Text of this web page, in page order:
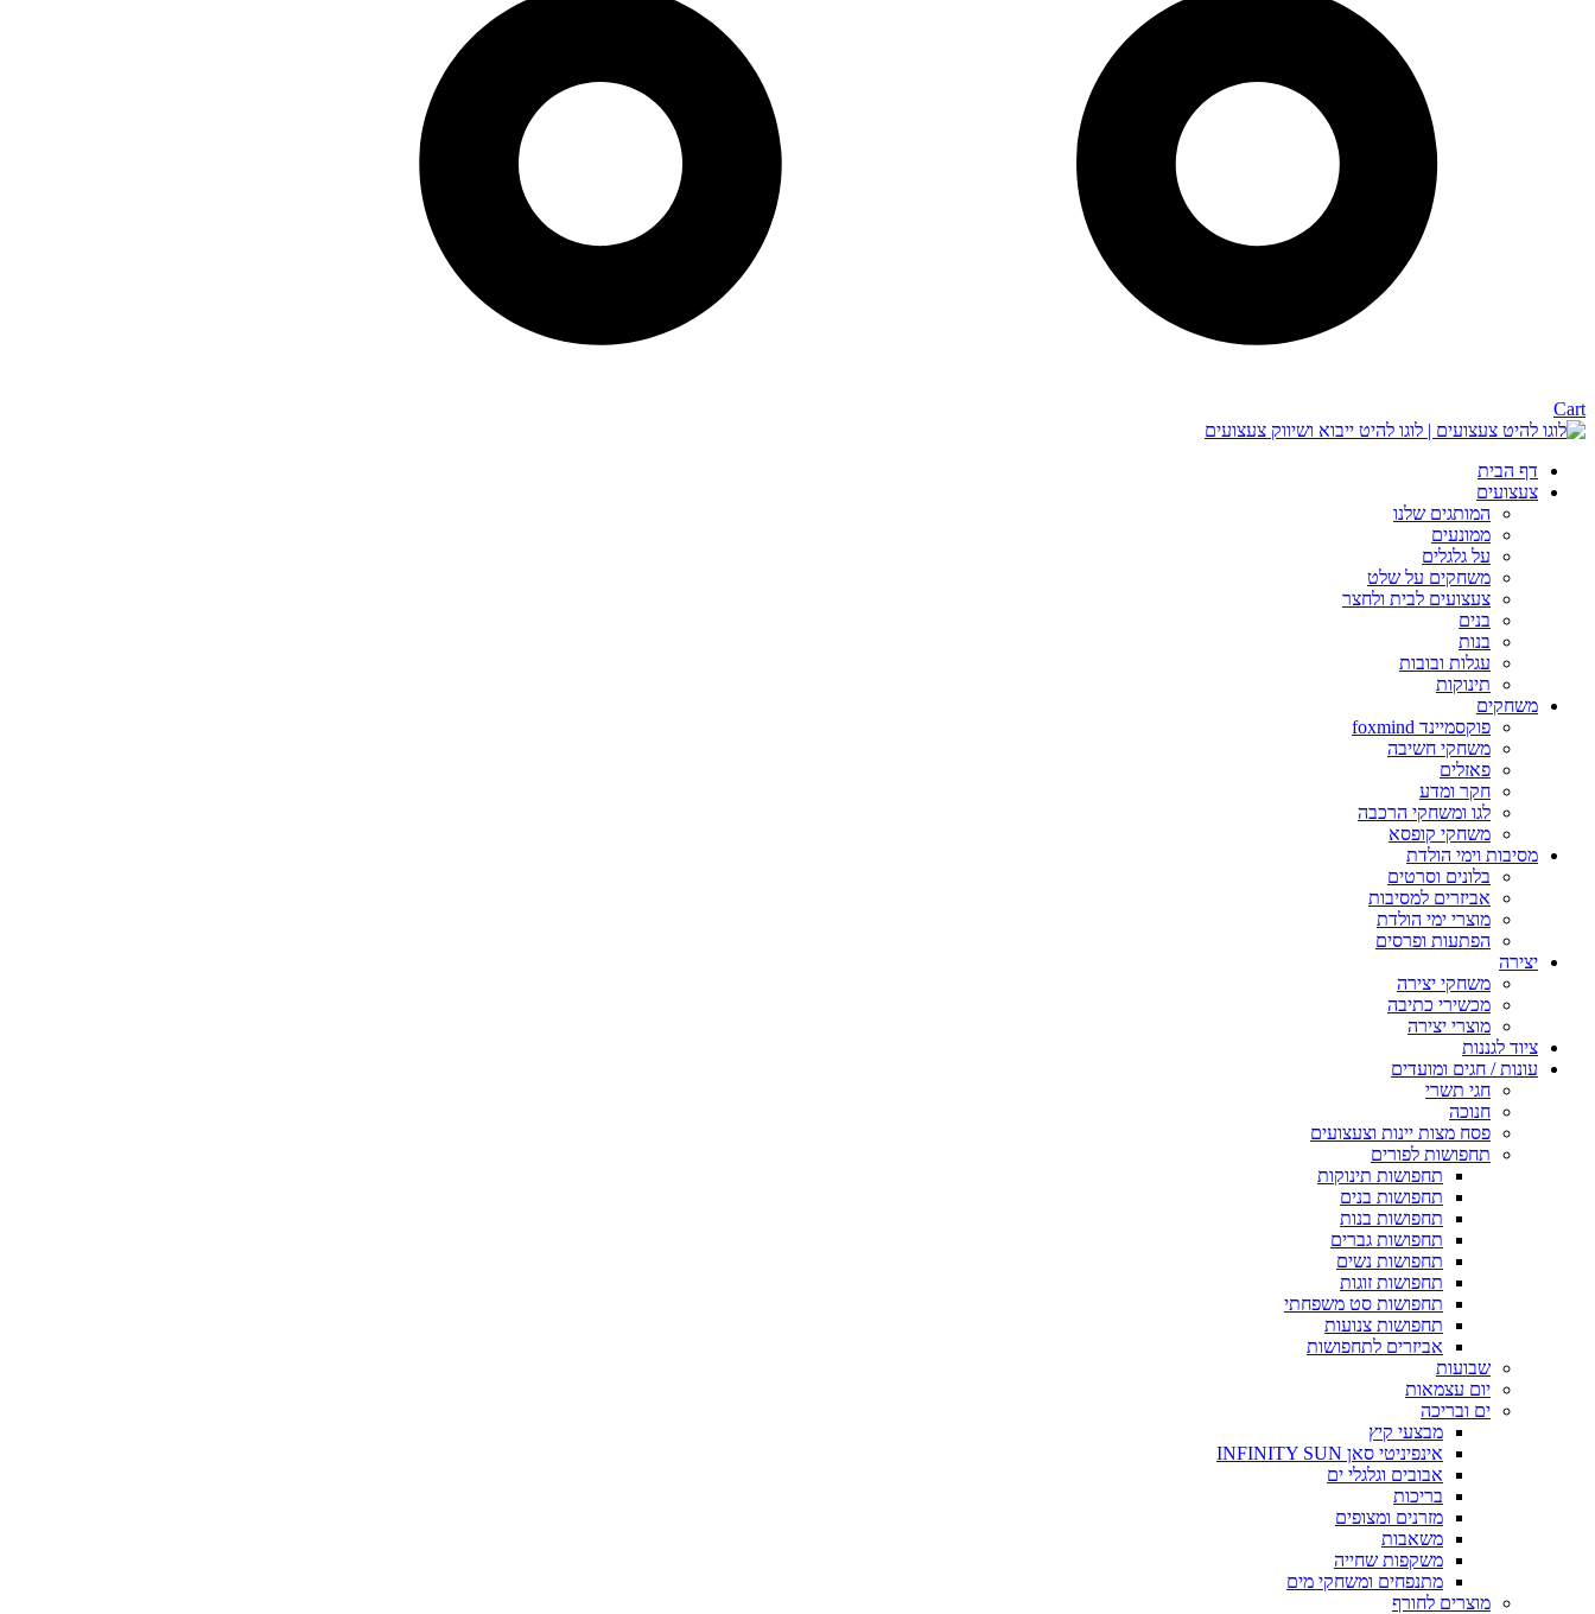
Cart
דף הבית
צעצועים
המותגים שלנו
ממונעים
על גלגלים
משחקים על שלט
צעצועים לבית ולחצר
בנים
בנות
עגלות ובובות
תינוקות
משחקים
פוקסמיינד foxmind
משחקי חשיבה
פאזלים
חקר ומדע
לגו ומשחקי הרכבה
משחקי קופסא
מסיבות וימי הולדת
בלונים וסרטים
אביזרים למסיבות
מוצרי ימי הולדת
הפתעות ופרסים
יצירה
משחקי יצירה
מכשירי כתיבה
מוצרי יצירה
ציוד לגננות
עונות / חגים ומועדים
חגי תשרי
חנוכה
פסח מצות יינות וצעצועים
תחפושות לפורים
תחפושות תינוקות
תחפושות בנים
תחפושות בנות
תחפושות גברים
תחפושות נשים
תחפושות זוגות
תחפושות סט משפחתי
תחפושות צנועות
אביזרים לתחפושות
שבועות
יום עצמאות
ים ובריכה
מבצעי קיץ
אינפיניטי סאן INFINITY SUN
אבובים וגלגלי ים
בריכות
מזרנים ומצופים
משאבות
משקפות שחייה
מתנפחים ומשחקי מים
מוצרים לחורף